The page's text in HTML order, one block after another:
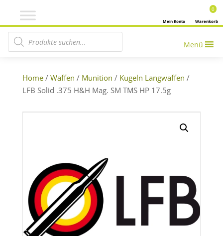
Warenkorb
0
Mein Konto
Products search
Menü
Home/ Waffen / Munition / Kugeln Langwaffen /
LFB Solid .375 H&H Mag. SM TMS HP 17.5g